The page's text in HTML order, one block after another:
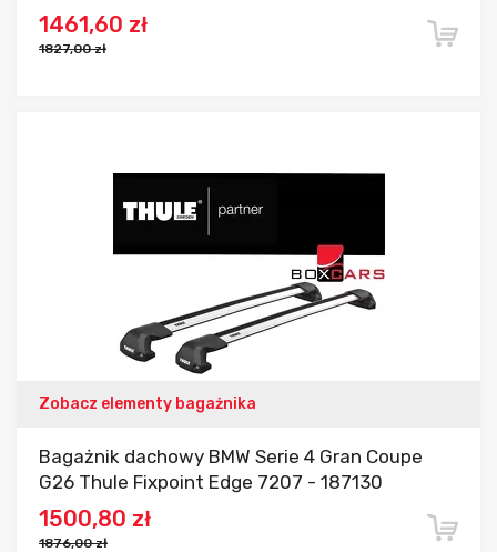
1461,60 zł
1827,00 zł
Zobacz elementy bagażnika
Bagażnik dachowy BMW Serie 4 Gran Coupe
G26 Thule Fixpoint Edge 7207 - 187130
1500,80 zł
1876,00 zł